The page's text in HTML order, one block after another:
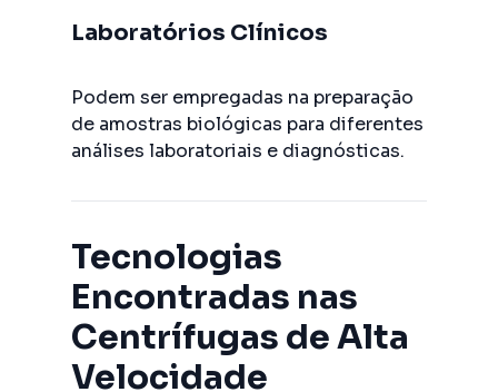
Laboratórios Clínicos
Podem ser empregadas na preparação
de amostras biológicas para diferentes
análises laboratoriais e diagnósticas.
Tecnologias
Encontradas nas
Centrífugas de Alta
Velocidade